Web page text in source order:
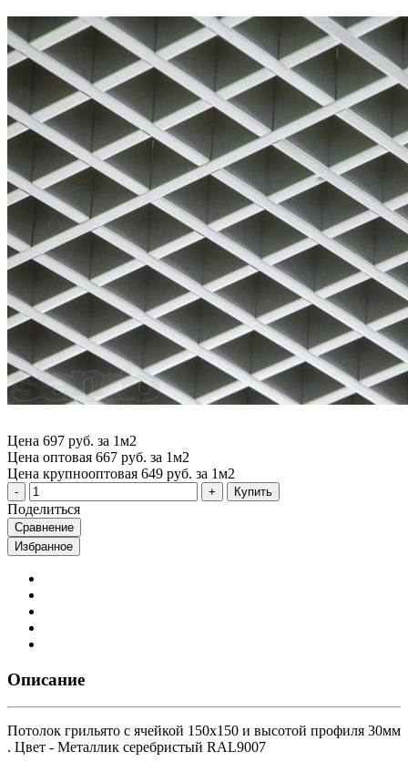
Цена 697 руб. за 1м2
Цена оптовая 667 руб. за 1м2
Цена крупнооптовая 649 руб. за 1м2
Купить
Поделиться
Сравнение
Избранное
Описание
Потолок грильято с ячейкой 150х150 и высотой профиля 30мм
. Цвет - Металлик серебристый RAL9007